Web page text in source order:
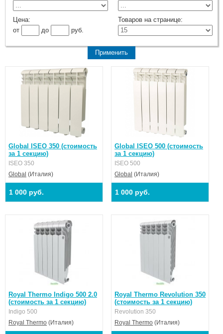
Цена:
от
до руб.
Товаров на странице:
Global ISEO 350 (стоимость
за 1 секцию)
ISEO 350
Global (Италия)
1 000 руб.
Global ISEO 500 (стоимость
за 1 секцию)
ISEO 500
Global (Италия)
1 000 руб.
Royal Thermo Indigo 500 2.0
(стоимость за 1 секцию)
Indigo 500
Royal Thermo (Италия)
Royal Thermo Revolution 350
(стоимость за 1 секцию)
Revolution 350
Royal Thermo (Италия)